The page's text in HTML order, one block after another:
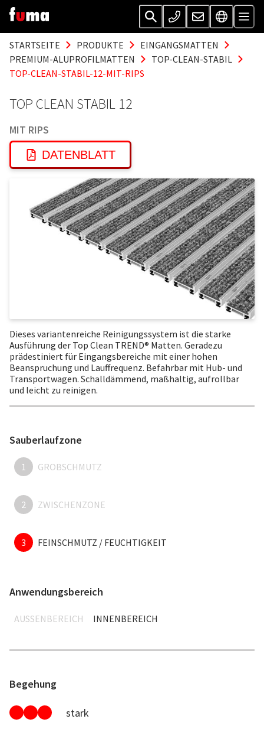
STARTSEITE PRODUKTE
EINGANGSMATTEN
PREMIUM-ALUPROFILMATTEN
TOP-CLEAN-STABIL
TOP-CLEAN-STABIL-12-MIT-RIPS
TOP CLEAN STABIL 12
MIT RIPS
DATENBLATT
Dieses variantenreiche Reinigungssystem ist die starke
Ausführung der Top Clean TREND® Matten. Geradezu
prädestiniert für Eingangsbereiche mit einer hohen
Beanspruchung und Lauffrequenz. Befahrbar mit Hub- und
Transportwagen. Schalldämmend, maßhaltig, aufrollbar
und leicht zu reinigen.
Sauberlaufzone
1 GROBSCHMUTZ
2 ZWISCHENZONE
3 FEINSCHMUTZ / FEUCHTIGKEIT
Anwendungsbereich
AUSSENBEREICH INNENBEREICH
Begehung
stark